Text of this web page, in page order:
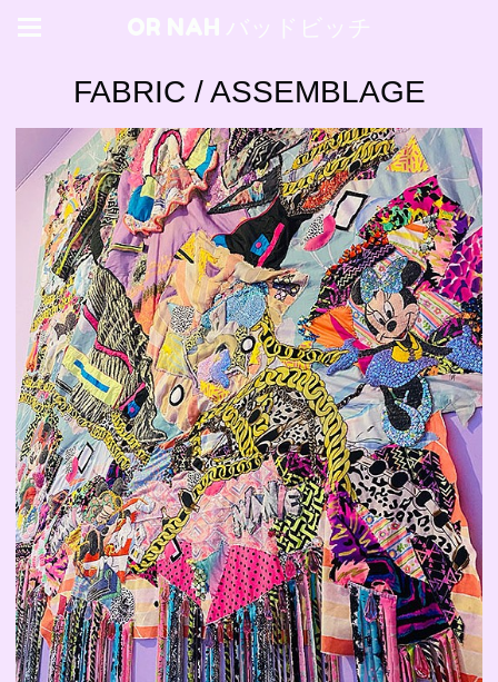
OR NAH バッドビッチ
FABRIC / ASSEMBLAGE